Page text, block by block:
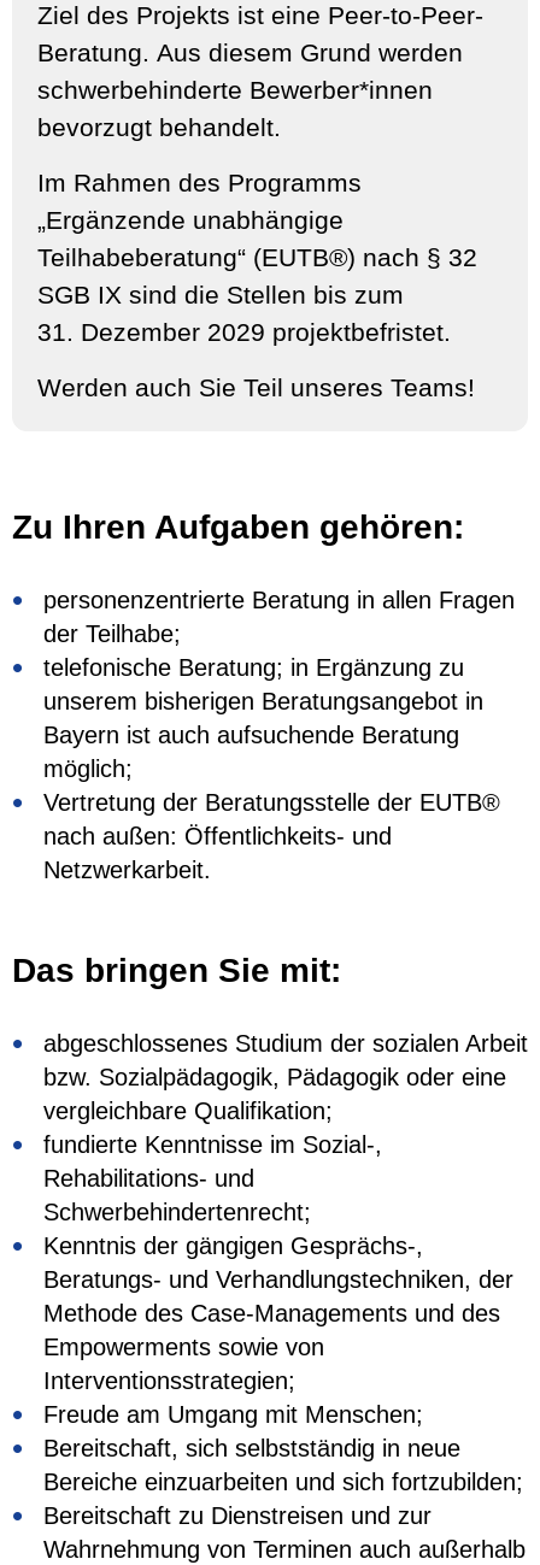
Ziel des Projekts ist eine Peer-to-Peer-
Beratung. Aus diesem Grund werden
schwerbehinderte Bewerber*innen
bevorzugt behandelt.
Im Rahmen des Programms
„Ergänzende unabhängige
Teilhabeberatung“ (EUTB®) nach § 32
SGB IX sind die Stellen bis zum
31. Dezember 2029 projektbefristet.
Werden auch Sie Teil unseres Teams!
Zu Ihren Aufgaben gehören:
personenzentrierte Beratung in allen Fragen
der Teilhabe;
telefonische Beratung; in Ergänzung zu
unserem bisherigen Beratungsangebot in
Bayern ist auch aufsuchende Beratung
möglich;
Vertretung der Beratungsstelle der EUTB®
nach außen: Öffentlichkeits- und
Netzwerkarbeit.
Das bringen Sie mit:
abgeschlossenes Studium der sozialen Arbeit
bzw. Sozialpädagogik, Pädagogik oder eine
vergleichbare Qualifikation;
fundierte Kenntnisse im Sozial-,
Rehabilitations- und
Schwerbehindertenrecht;
Kenntnis der gängigen Gesprächs-,
Beratungs- und Verhandlungstechniken, der
Methode des Case-Managements und des
Empowerments sowie von
Interventionsstrategien;
Freude am Umgang mit Menschen;
Bereitschaft, sich selbstständig in neue
Bereiche einzuarbeiten und sich fortzubilden;
Bereitschaft zu Dienstreisen und zur
Wahrnehmung von Terminen auch außerhalb